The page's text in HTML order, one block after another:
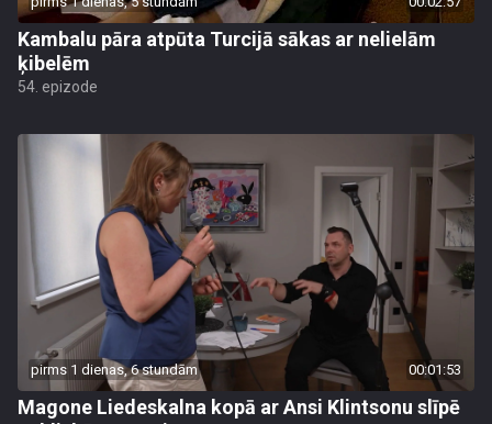
Kambalu pāra atpūta Turcijā sākas ar nelielām
ķibelēm
54. epizode
pirms 1 dienas, 6 stundām 00:01:53
Magone Liedeskalna kopā ar Ansi Klintsonu slīpē